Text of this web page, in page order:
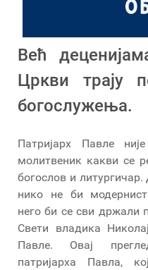
Већ
Цркви трају
богослужења.
Патријарх Павле
молитвеник какви се
богослов и литургичар.
нико не би
него би се сви држали
Свети владика
Павле. Овај
патријарха Павла,